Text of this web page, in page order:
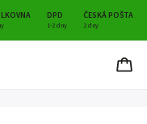
DPD ČESKÁ POŠTA
1-2 dny 2 dny